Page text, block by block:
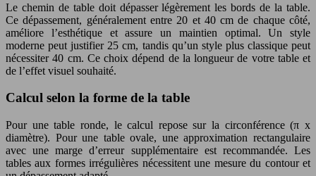
Le chemin de table doit dépasser légèrement les bords de la table.
Ce dépassement, généralement entre 20 et 40 cm de chaque côté,
améliore l’esthétique et assure un maintien optimal. Un style
moderne peut justifier 25 cm, tandis qu’un style plus classique peut
nécessiter 40 cm. Ce choix dépend de la longueur de votre table et
de l’effet visuel souhaité.
Calcul selon la forme de la table
Pour une table ronde, le calcul repose sur la circonférence (π x
diamètre). Pour une table ovale, une approximation rectangulaire
avec une marge d’erreur supplémentaire est recommandée. Les
tables aux formes irrégulières nécessitent une mesure du contour et